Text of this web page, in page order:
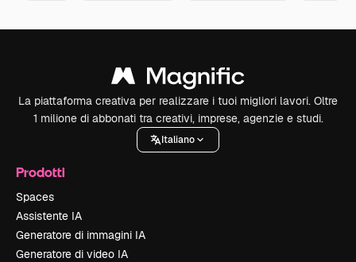
La piattaforma creativa per realizzare i tuoi migliori lavori. Oltre
1 milione di abbonati tra creativi, imprese, agenzie e studi.
Italiano
Prodotti
Spaces
Assistente IA
Generatore di immagini IA
Generatore di video IA